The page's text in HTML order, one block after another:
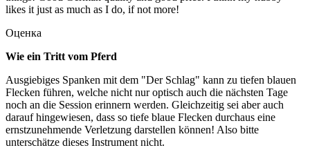
likes it just as much as I do, if not more!
Оценка
Wie ein Tritt vom Pferd
Ausgiebiges Spanken mit dem "Der Schlag" kann zu tiefen blauen
Flecken führen, welche nicht nur optisch auch die nächsten Tage
noch an die Session erinnern werden. Gleichzeitig sei aber auch
darauf hingewiesen, dass so tiefe blaue Flecken durchaus eine
ernstzunehmende Verletzung darstellen können! Also bitte
unterschätze dieses Instrument nicht.